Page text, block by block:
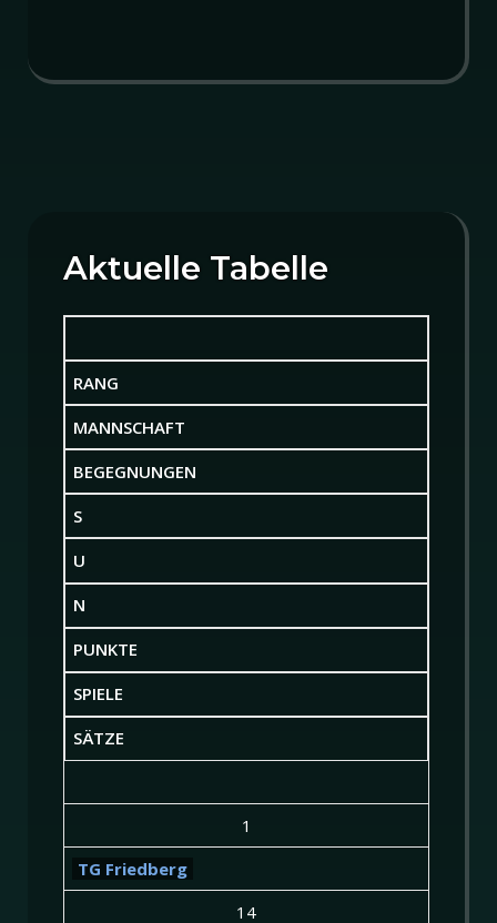
Aktuelle Tabelle
RANG
MANNSCHAFT
BEGEGNUNGEN
S
U
N
PUNKTE
SPIELE
SÄTZE
1
TG Friedberg
14